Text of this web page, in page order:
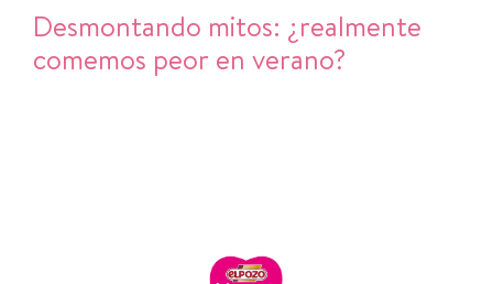
Desmontando mitos: ¿realmente
comemos peor en verano?